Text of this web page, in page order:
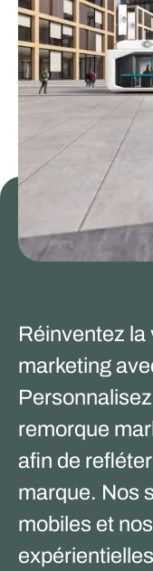
Réinventez la
marketing
remorque
afin de
marque. Nos
mobiles et